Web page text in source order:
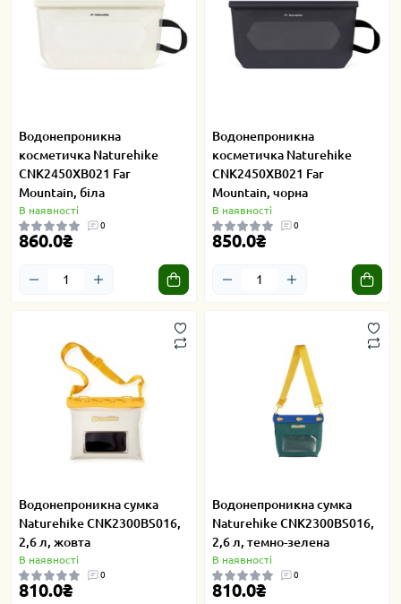
Водонепроникна
косметичка Naturehike
CNK2450XB021 Far
Mountain, біла
В наявності
0
860.0₴
Водонепроникна
косметичка Naturehike
CNK2450XB021 Far
Mountain, чорна
В наявності
0
850.0₴
Водонепроникна сумка
Naturehike CNK2300BS016,
2,6 л, жовта
В наявності
0
810.0₴
Водонепроникна сумка
Naturehike CNK2300BS016,
2,6 л, темно-зелена
В наявності
0
810.0₴